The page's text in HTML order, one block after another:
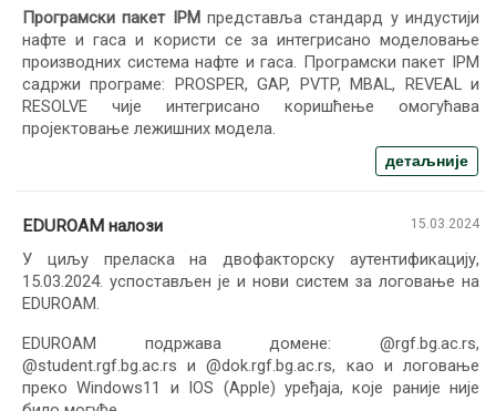
Програмски пакет IPMпредставља стандард у индустији
нафте и гаса и користи се за интегрисано моделовање
производних система нафте и гаса. Програмски пакет IPM
садржи програме: PROSPER, GAP, PVTP, MBAL, REVEAL и
RESOLVE чије интегрисано коришћење омогућава
пројектовање лежишних модела.
детаљније
EDUROAM налози 15.03.2024
У циљу преласка на двофакторску аутентификацију,
15.03.2024. успостављен је и нови систем за логовање на
EDUROAM.
EDUROAM подржава домене: @rgf.bg.ac.rs,
@student.rgf.bg.ac.rs и @dok.rgf.bg.ac.rs, као и логовање
преко Windows11 и IOS (Apple) уређаја, које раније није